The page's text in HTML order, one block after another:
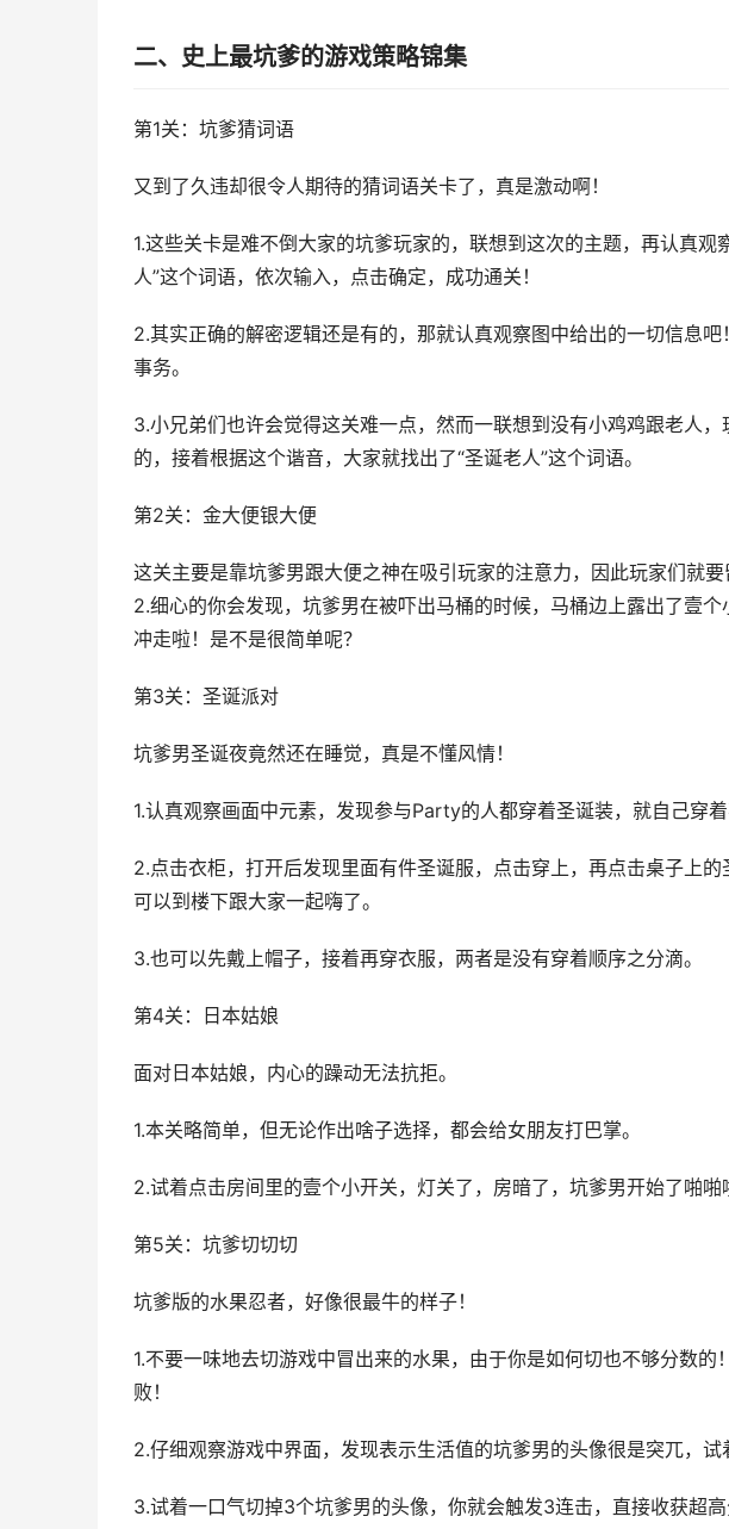
二、史上最坑爹的游戏策略锦集
第1关：坑爹猜词语
又到了久违却很令人期待的猜词语关卡了，真是激动啊！
1.这些关卡是难不倒大家的坑爹玩家的，联想到这次的主题，再认真观
人”这个词语，依次输入，点击确定，成功通关！
2.其实正确的解密逻辑还是有的，那就认真观察图中给出的一切信息
事务。
3.小兄弟们也许会觉得这关难一点，然而一联想到没有小鸡鸡跟老人，
的，接着根据这个谐音，大家就找出了“圣诞老人”这个词语。
第2关：金大便银大便
这关主要是靠坑爹男跟大便之神在吸引玩家的注意力，因此玩家们就
2.细心的你会发现，坑爹男在被吓出马桶的时候，马桶边上露出了壹
冲走啦！是不是很简单呢？
第3关：圣诞派对
坑爹男圣诞夜竟然还在睡觉，真是不懂风情！
1.认真观察画面中元素，发现参与Party的人都穿着圣诞装，就自己穿着
2.点击衣柜，打开后发现里面有件圣诞服，点击穿上，再点击桌子上
可以到楼下跟大家一起嗨了。
3.也可以先戴上帽子，接着再穿衣服，两者是没有穿着顺序之分滴。
第4关：日本姑娘
面对日本姑娘，内心的躁动无法抗拒。
1.本关略简单，但无论作出啥子选择，都会给女朋友打巴掌。
2.试着点击房间里的壹个小开关，灯关了，房暗了，坑爹男开始了啪
第5关：坑爹切切切
坑爹版的水果忍者，好像很最牛的样子！
1.不要一味地去切游戏中冒出来的水果，由于你是如何切也不够分数
败！
2.仔细观察游戏中界面，发现表示生活值的坑爹男的头像很是突兀，试
3.试着一口气切掉3个坑爹男的头像，你就会触发3连击，直接收获超高